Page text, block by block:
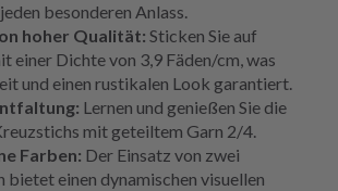
besonderen Anlass.
hoher Qualität: Sticken Sie auf
einer Dichte von 3,9 Fäden/cm, was
und einen rustikalen Look garantiert.
Lernen und genießen Sie die
mit geteiltem Garn 2/4.
Farben: Der Einsatz von zwei
einen dynamischen visuellen